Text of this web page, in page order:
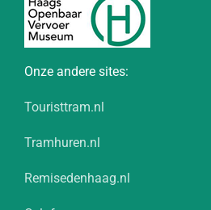
Onze andere sites:
Touristtram.nl
Tramhuren.nl
Remisedenhaag.nl